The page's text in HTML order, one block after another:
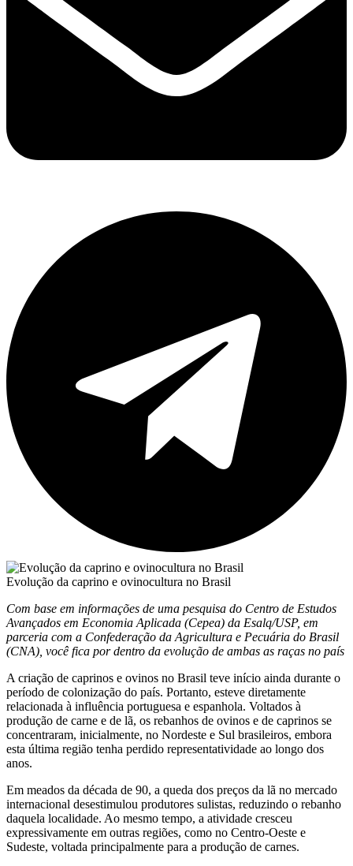
Evolução da caprino e ovinocultura no Brasil
Com base em informações de uma pesquisa do Centro de Estudos
Avançados em Economia Aplicada (Cepea) da Esalq/USP, em
parceria com a Confederação da Agricultura e Pecuária do Brasil
(CNA), você fica por dentro da evolução de ambas as raças no país
A criação de caprinos e ovinos no Brasil teve início ainda durante o
período de colonização do país. Portanto, esteve diretamente
relacionada à influência portuguesa e espanhola. Voltados à
produção de carne e de lã, os rebanhos de ovinos e de caprinos se
concentraram, inicialmente, no Nordeste e Sul brasileiros, embora
esta última região tenha perdido representatividade ao longo dos
anos.
Em meados da década de 90, a queda dos preços da lã no mercado
internacional desestimulou produtores sulistas, reduzindo o rebanho
daquela localidade. Ao mesmo tempo, a atividade cresceu
expressivamente em outras regiões, como no Centro-Oeste e
Sudeste, voltada principalmente para a produção de carnes.